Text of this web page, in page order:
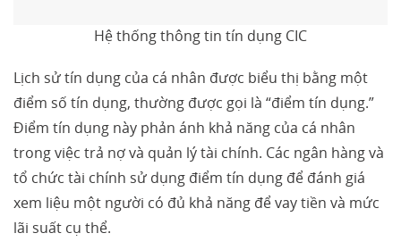
Hệ thống thông tin tín dụng CIC
Lịch sử tín dụng của cá nhân được biểu thị bằng một
điểm số tín dụng, thường được gọi là “điểm tín dụng.”
Điểm tín dụng này phản ánh khả năng của cá nhân
trong việc trả nợ và quản lý tài chính. Các ngân hàng và
tổ chức tài chính sử dụng điểm tín dụng để đánh giá
xem liệu một người có đủ khả năng để vay tiền và mức
lãi suất cụ thể.